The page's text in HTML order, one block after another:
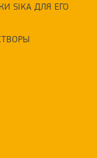
SIKA ДЛЯ ЕГО